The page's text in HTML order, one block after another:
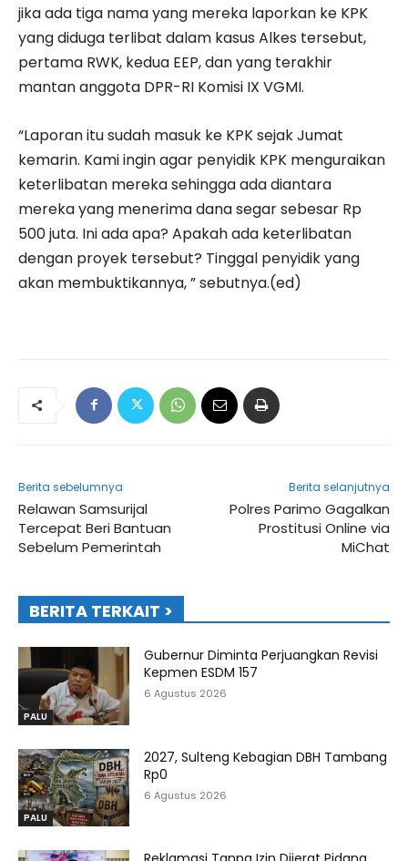
jika ada tiga nama yang mereka laporkan ke KPK
yang diduga terlibat dalam kasus Alkes tersebut,
pertama RWK, kedua EEP, dan yang terakhir
mantan anggota DPR-RI Komisi IX VGMI.
“Laporan itu sudah masuk ke KPK sejak Jumat
kemarin. Kami ingin agar penyidik KPK menguraikan
keterlibatan mereka sehingga ada diantara
mereka yang menerima dana segar sebesar Rp
500 juta. Ini ada apa? Apakah ada keterlibatan
dengan proyek tersebut? Tinggal penyidik yang
akan membuktikannya, ” sebutnya.(ed)
Berita sebelumnya
Relawan Samsurijal
Tercepat Beri Bantuan
Sebelum Pemerintah
Berita selanjutnya
Polres Parimo Gagalkan
Prostitusi Online via
MiChat
BERITA TERKAIT >
PALU
Gubernur Diminta Perjuangkan Revisi
Kepmen ESDM 157
6 Agustus 2026
PALU
2027, Sulteng Kebagian DBH Tambang
Rp0
6 Agustus 2026